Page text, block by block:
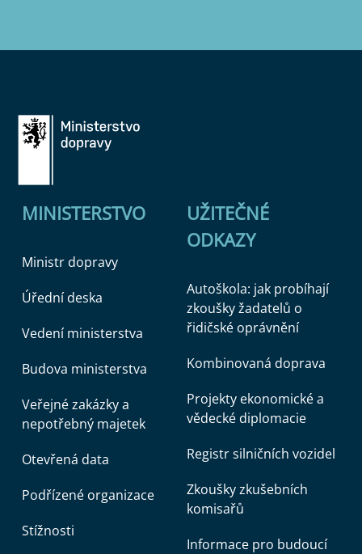
MINISTERSTVO
Ministr dopravy
Úřední deska
Vedení ministerstva
Budova ministerstva
Veřejné zakázky a
nepotřebný majetek
Otevřená data
Podřízené organizace
Stížnosti
UŽITEČNÉ
ODKAZY
Autoškola: jak probíhají
zkoušky žadatelů o
řidičské oprávnění
Kombinovaná doprava
Projekty ekonomické a
vědecké diplomacie
Registr silničních vozidel
Zkoušky zkušebních
komisařů
Informace pro budoucí